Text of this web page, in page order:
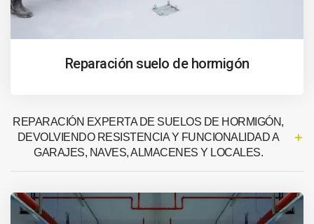
Reparación suelo de hormigón
REPARACIÓN EXPERTA DE SUELOS DE HORMIGÓN,
DEVOLVIENDO RESISTENCIA Y FUNCIONALIDAD A
GARAJES, NAVES, ALMACENES Y LOCALES.